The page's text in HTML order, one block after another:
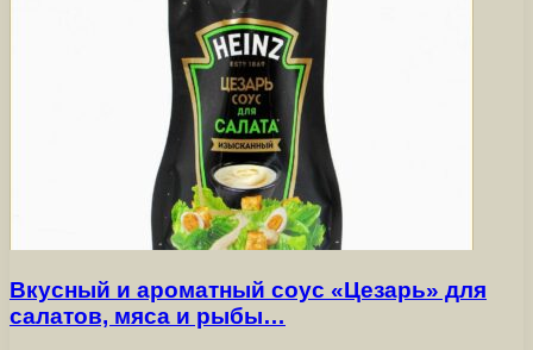
Вкусный и ароматный соус «Цезарь» для
салатов, мяса и рыбы…